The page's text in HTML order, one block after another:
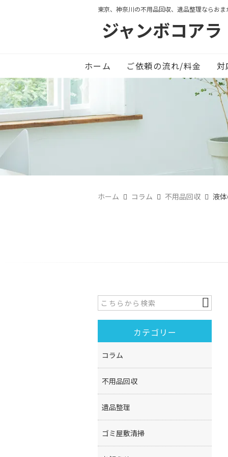
東京、神奈川の不用品回収、遺品整理ならおま
ジャンボコアラ
ホーム ご依頼の流れ/料金 対
ホーム コラム 不用品回収 液
カテゴリー
コラム
不用品回収
遺品整理
ゴミ屋敷清掃